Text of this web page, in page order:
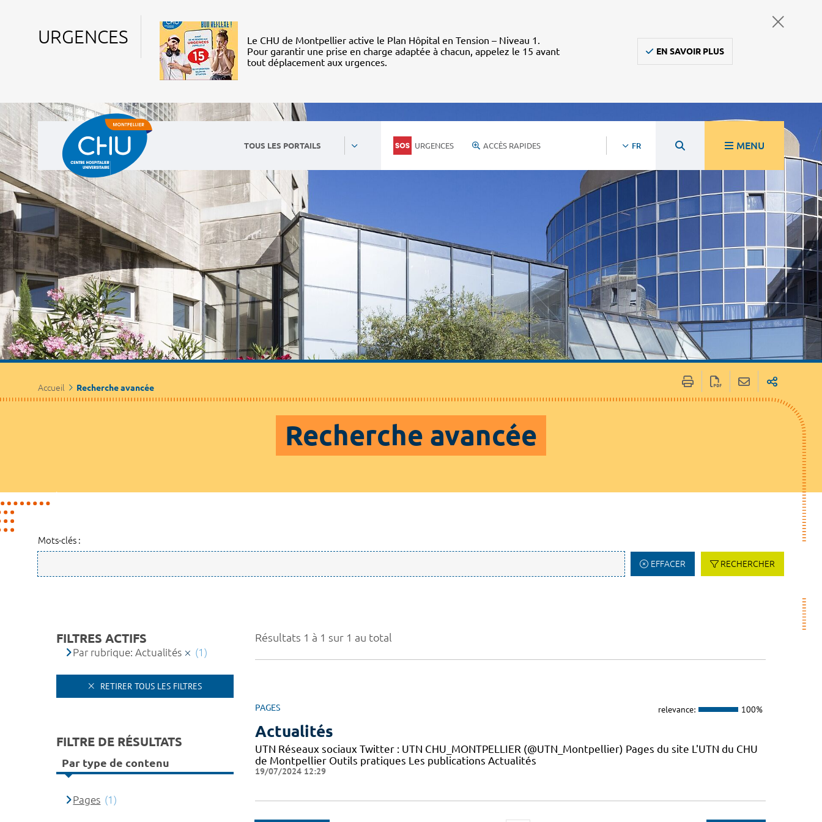
URGENCES
Le CHU de Montpellier active le Plan Hôpital en Tension – Niveau 1.
Pour garantir une prise en charge adaptée à chacun, appelez le 15 avant
tout déplacement aux urgences.
EN SAVOIR PLUS
TOUS LES PORTAILS URGENCES ACCÈS RAPIDES FR MENU
Accueil Recherche avancée
Recherche avancée
Mots-clés :
EFFACER RECHERCHER
Résultats 1 à 1 sur 1 au total
PAGES relevance: 100%
Actualités
UTN Réseaux sociaux Twitter : UTN CHU_MONTPELLIER (@UTN_Montpellier) Pages du site L'UTN du CHU
de Montpellier Outils pratiques Les publications Actualités
19/07/2024 12:29
FILTRES ACTIFS
Par rubrique: Actualités (1)
RETIRER TOUS LES FILTRES
FILTRE DE RÉSULTATS
Par type de contenu
Pages (1)